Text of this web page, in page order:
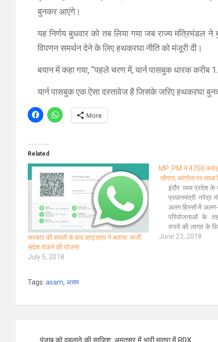
बुनकर आएंगे।
यह निर्णय बुधवार को तब लिया गया जब राज्य मंत्रिमंडल
विपणन समर्थन देने के लिए हथकरघा नीति को मंजूरी दी।
बयान में कहा गया, ‘‘पहले चरण में, यार्न पासबुक धारक
यार्न पासबुक एक ऐसा दस्तावेज है जिसके जरिए हथकरघा
More
Related
सरकार की सख्ती के बाद व्हाट्सएप ने बताया: फर्जी
संदेश रोकने की योजना
July 5, 2018
MP: PM ने 4700
सौगात, कांग्रेस पर साधा
इंदौर: मध्य प्रदेश के
प्रधानमंत्री नरेंद्र
अलग हिस्सों में
परियोजनाओं के
रुपये की लागत के
लोकार्पण किया.
June 23, 2018
Tags: asam, असम
पंजाब को दहलाने की साजिश: अमृतसर में भारी मात्रा में RDX